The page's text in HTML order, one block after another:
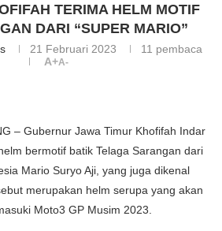
TERIMA HELM MOTIF
DARI “SUPER MARIO”
21 Februari 2023 11 pembaca
A+A-
– Gubernur Jawa Timur Khofifah Indar
bermotif batik Telaga Sarangan dari
Mario Suryo Aji, yang juga dikenal
merupakan helm serupa yang akan
Moto3 GP Musim 2023.